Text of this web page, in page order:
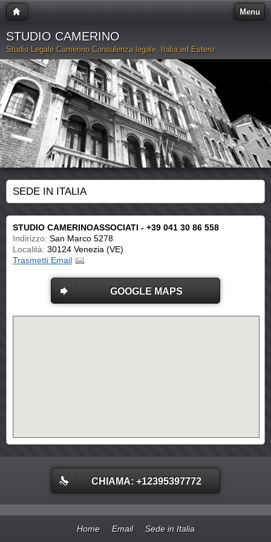
Menu
STUDIO CAMERINO
Studio Legale Camerino Consulenza legale, Italia ed Estero
SEDE IN ITALIA
STUDIO CAMERINOASSOCIATI - +39 041 30 86 558
Indirizzo: San Marco 5278
Località: 30124 Venezia (VE)
Trasmetti Email
GOOGLE MAPS
CHIAMA: +12395397772
Home Email Sede in Italia